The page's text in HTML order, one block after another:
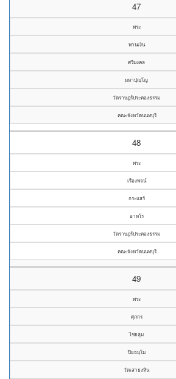
47
พระ
พานเงิน
ศรีมงคล
มหาปุญฺโญ
วัดราษฎร์ประคองธรรม
คณะจังหวัดนนทบุรี
48
พระ
เรืองพจน์
กระแสร์
อาทโร
วัดราษฎร์ประคองธรรม
คณะจังหวัดนนทบุรี
49
พระ
ศุภกร
ไชยลุม
ปิยธมฺโม
วัดเสาธงหิน